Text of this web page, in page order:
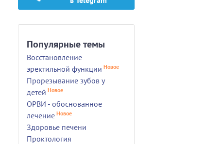
Популярные темы
Восстановление
эректильной функции Новое
Прорезывание зубов у
детей Новое
ОРВИ - обоснованное
лечение Новое
Здоровье печени
Проктология